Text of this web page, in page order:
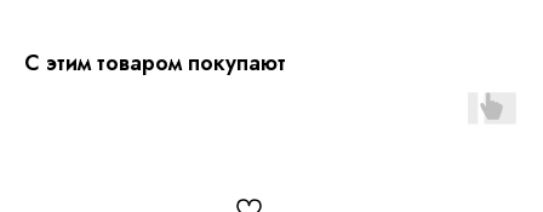
С этим товаром покупают